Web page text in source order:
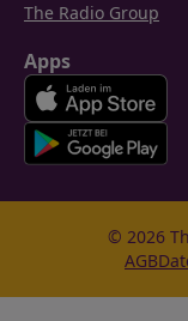
The Radio Group
Apps
© 2026
AGB